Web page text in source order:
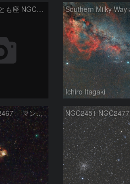
夜空は宝石箱(とも座 NGC2438) Seestar50
Ichiro Itagaki
とも座 NGC2467 マンドリル星雲 NGC2451 NGC2477